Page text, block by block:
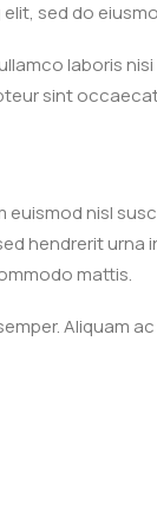
sed do
laboris
sint
nisl
hendrerit
mattis.
Aliquam